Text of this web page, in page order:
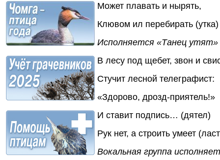
Может плавать и нырять,
Клювом ил перебирать (утка)
Исполняется «Танец утят»
В лесу под щебет, звон и
Стучит лесной телеграфист:
«Здорово, дрозд-приятель!»
И ставит подпись… (дятел)
Рук нет, а строить умеет
Вокальная группа